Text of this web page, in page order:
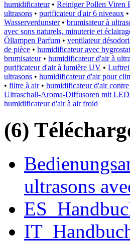
humidificateur• Reiniger Pollen Viren
ultrasons • purificateur d'air 6 niveaux •
Wasserverdunster• brumisateur à
avec sons naturels, minuterie et
Öllampen Parfum • ventilateur
de pièce • humidificateur avec
brumisateur• humidificateur d'air à
purificateur d'air à lumière UV •
ultrasons • humidificateur d'air pour
• filtre à air• humidificateur d'air
Ultraschall-Aroma-Diffusoren mit
humidificateur d'air à air froid
(6)
ultrasons